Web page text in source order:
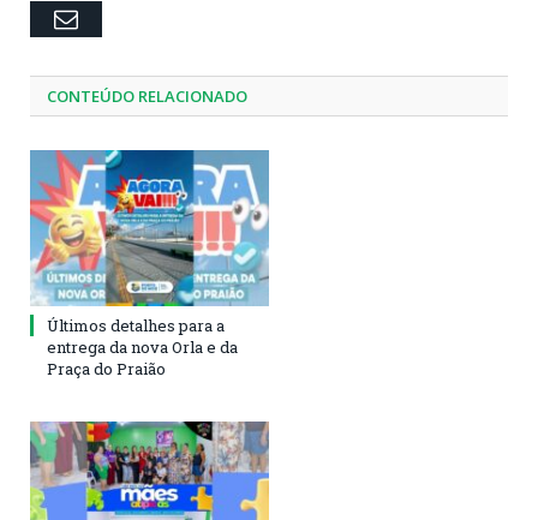
Email
CONTEÚDO RELACIONADO
Últimos detalhes para a
entrega da nova Orla e da
Praça do Praião